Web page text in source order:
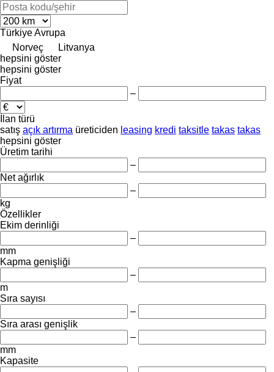
TürkiyeAvrupa
Norveç
Litvanya
hepsini göster
hepsini göster
Fiyat
–
İlan türü
satış açık artırma üreticiden leasing kredi taksitle takas takas
hepsini göster
Üretim tarihi
–
Net ağırlık
–
kg
Özellikler
Ekim derinliği
–
mm
Kapma genişliği
–
m
Sıra sayısı
–
Sıra arası genişlik
–
mm
Kapasite